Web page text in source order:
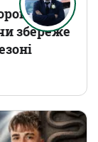
збереже